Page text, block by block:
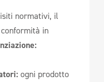
normativi, il
in
ogni prodotto